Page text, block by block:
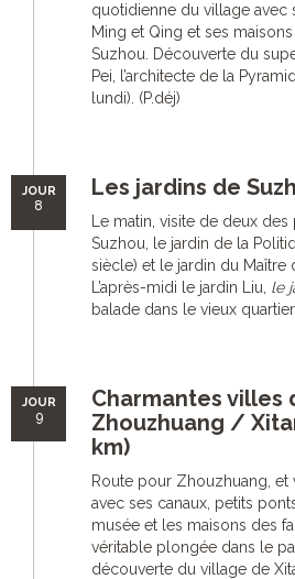
quotidienne du village avec
Ming et Qing et ses
Suzhou. Découverte du
Pei, l’architecte de la
lundi). (P.déj)
JOUR
8
Les jardins de
Le matin, visite de deux
Suzhou, le jardin de la
siècle) et le jardin du Maître
L’après-midi le jardin Liu, le
balade dans le vieux
JOUR
9
Charmantes villes
Zhouzhuang /
km)
Route pour Zhouzhuang,
avec ses canaux, petits
musée et les maisons des
véritable plongée dans le
découverte du village de